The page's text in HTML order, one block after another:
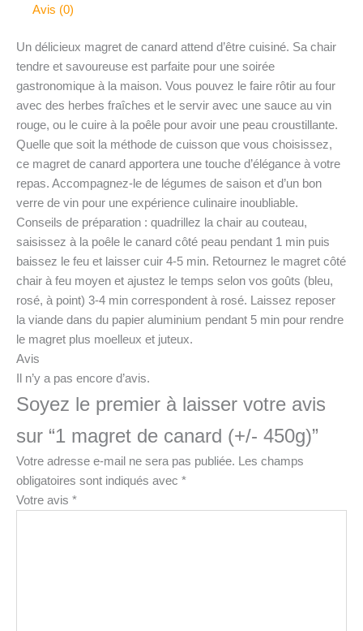
Avis (0)
Un délicieux magret de canard attend d’être cuisiné. Sa chair
tendre et savoureuse est parfaite pour une soirée
gastronomique à la maison. Vous pouvez le faire rôtir au four
avec des herbes fraîches et le servir avec une sauce au vin
rouge, ou le cuire à la poêle pour avoir une peau croustillante.
Quelle que soit la méthode de cuisson que vous choisissez,
ce magret de canard apportera une touche d’élégance à votre
repas. Accompagnez-le de légumes de saison et d’un bon
verre de vin pour une expérience culinaire inoubliable.
Conseils de préparation : quadrillez la chair au couteau,
saisissez à la poêle le canard côté peau pendant 1 min puis
baissez le feu et laisser cuir 4-5 min. Retournez le magret côté
chair à feu moyen et ajustez le temps selon vos goûts (bleu,
rosé, à point) 3-4 min correspondent à rosé. Laissez reposer
la viande dans du papier aluminium pendant 5 min pour rendre
le magret plus moelleux et juteux.
Avis
Il n’y a pas encore d’avis.
Soyez le premier à laisser votre avis
sur “1 magret de canard (+/- 450g)”
Votre adresse e-mail ne sera pas publiée. Les champs
obligatoires sont indiqués avec *
Votre avis *